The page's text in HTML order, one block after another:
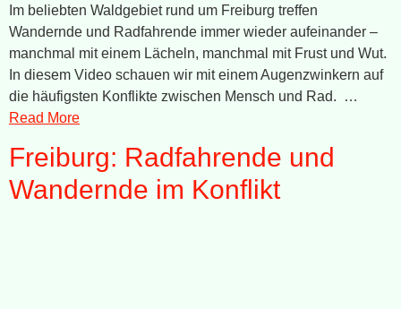
Im beliebten Waldgebiet rund um Freiburg treffen
Wandernde und Radfahrende immer wieder aufeinander –
manchmal mit einem Lächeln, manchmal mit Frust und Wut.
In diesem Video schauen wir mit einem Augenzwinkern auf
die häufigsten Konflikte zwischen Mensch und Rad. …
Read More
Freiburg: Radfahrende und
Wandernde im Konflikt